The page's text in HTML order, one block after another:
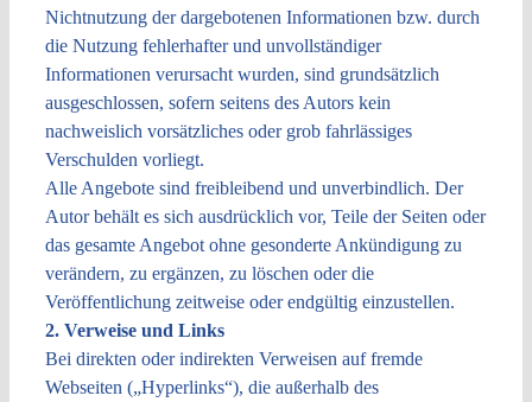
Nichtnutzung der dargebotenen Informationen bzw. durch
die Nutzung fehlerhafter und unvollständiger
Informationen verursacht wurden, sind grundsätzlich
ausgeschlossen, sofern seitens des Autors kein
nachweislich vorsätzliches oder grob fahrlässiges
Verschulden vorliegt.
Alle Angebote sind freibleibend und unverbindlich. Der
Autor behält es sich ausdrücklich vor, Teile der Seiten oder
das gesamte Angebot ohne gesonderte Ankündigung zu
verändern, zu ergänzen, zu löschen oder die
Veröffentlichung zeitweise oder endgültig einzustellen.
2. Verweise und Links
Bei direkten oder indirekten Verweisen auf fremde
Webseiten („Hyperlinks“), die außerhalb des